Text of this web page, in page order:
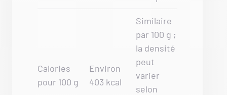
Calories
pour 100 g
Environ
403 kcal
Similaire
par 100 g ;
la densité
peut
varier
selon